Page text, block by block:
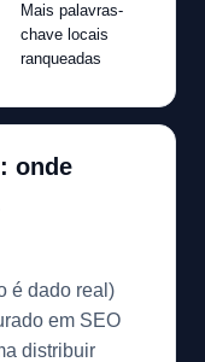
Mais palavras-
chave locais
ranqueadas
onde
é dado real)
em SEO
distribuir